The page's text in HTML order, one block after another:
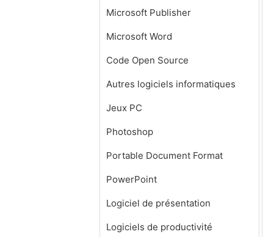
Microsoft Publisher
Microsoft Word
Code Open Source
Autres logiciels informatiques
Jeux PC
Photoshop
Portable Document Format
PowerPoint
Logiciel de présentation
Logiciels de productivité